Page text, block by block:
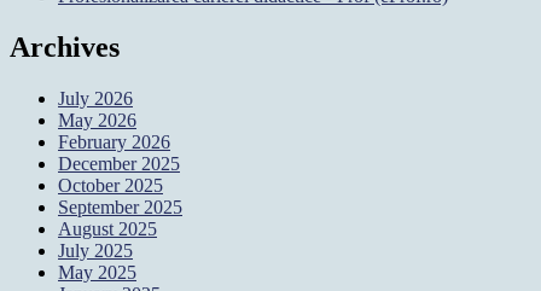
Archives
July 2026
May 2026
February 2026
December 2025
October 2025
September 2025
August 2025
July 2025
May 2025